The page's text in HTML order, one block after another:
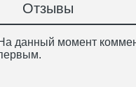
Отзывы
данный момент